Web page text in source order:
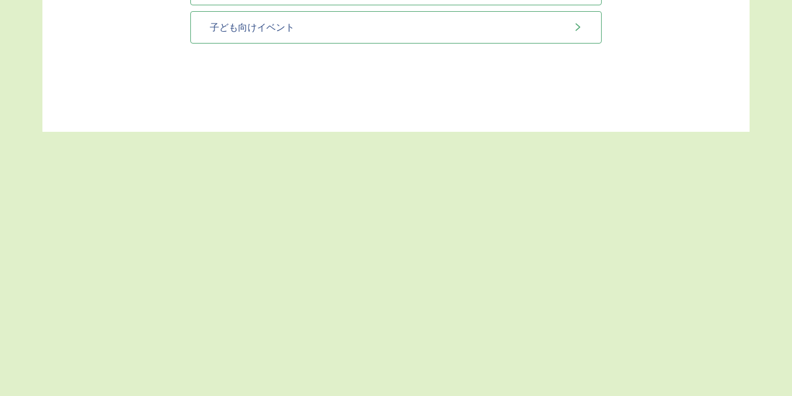
子ども向けイベント